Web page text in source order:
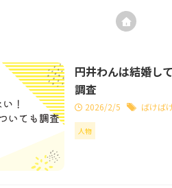
円井わんは結婚し
調査
2026/2/5 ばけば
人物